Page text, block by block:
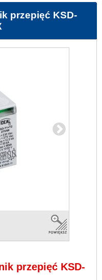
przepięć KSD-
przepięć KSD-